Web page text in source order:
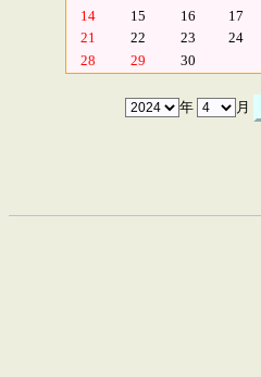
14
15 16 17
21
22 23 24
28
29 30
年 月